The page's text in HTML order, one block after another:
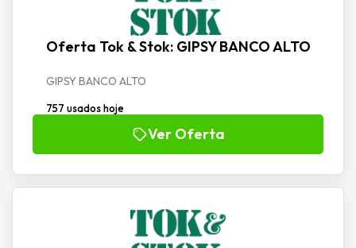
Oferta Tok & Stok: GIPSY BANCO ALTO
GIPSY BANCO ALTO
757 usados hoje
Ver Oferta